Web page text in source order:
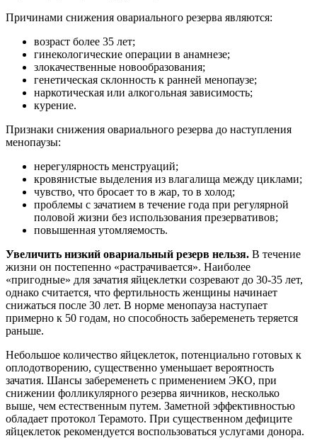
Причинами снижения овариального резерва являются:
возраст более 35 лет;
гинекологические операции в анамнезе;
злокачественные новообразования;
генетическая склонность к ранней менопаузе;
наркотическая или алкогольная зависимость;
курение.
Признаки снижения овариального резерва до наступления
менопаузы:
нерегулярность менструаций;
кровянистые выделения из влагалища между циклами;
чувство, что бросает то в жар, то в холод;
проблемы с зачатием в течение года при регулярной
половой жизни без использования презервативов;
повышенная утомляемость.
Увеличить низкий овариальный резерв нельзя. В течение
жизни он постепенно «растрачивается». Наиболее
«пригодные» для зачатия яйцеклетки созревают до 30-35 лет,
однако считается, что фертильность женщины начинает
снижаться после 30 лет. В норме менопауза наступает
примерно к 50 годам, но способность забеременеть теряется
раньше.
Небольшое количество яйцеклеток, потенциально готовых к
оплодотворению, существенно уменьшает вероятность
зачатия. Шансы забеременеть с применением ЭКО, при
снижении фолликулярного резерва яичников, несколько
выше, чем естественным путем. Заметной эффективностью
обладает протокол Терамото. При существенном дефиците
яйцеклеток рекомендуется воспользоваться услугами донора.